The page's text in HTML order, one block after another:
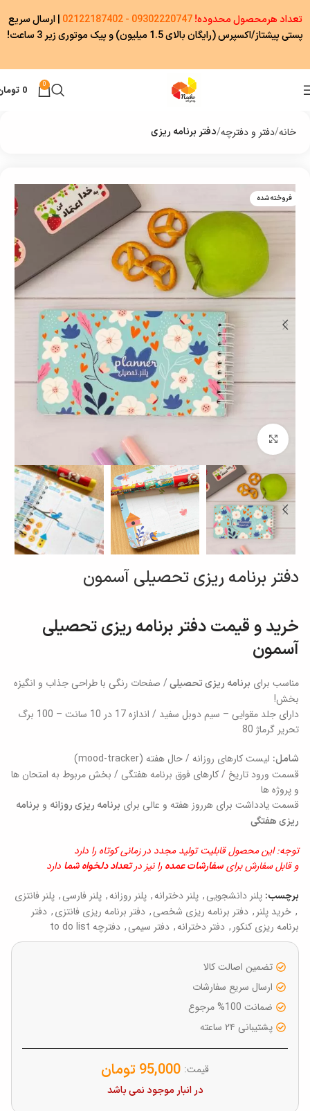
0
0
خانه دفتر و دفترچه دفتر برنامه ریزی
فروخته شده
برای بزرگنمایی کلیک کنید
دفتر برنامه ریزی تحصیلی آسمون
خرید و قیمت دفتر برنامه ریزی تحصیلی
آسمون
مناسب برای برنامه ریزی تحصیلی/ صفحات رنگی با طراحی جذاب و انگیزه
بخش!
دارای جلد مقوایی – سیم دوبل سفید / اندازه 17 در 10 سانت – 100 برگ
تحریر گرماژ 80
شامل: لیست کارهای روزانه / حال هفته (mood-tracker)
قسمت ورود تاریخ / کارهای فوق برنامه هفتگی / بخش مربوط به امتحان ها
و پروژه ها
قسمت یادداشت برای هرروز هفته و عالی برای برنامه ریزی روزانه و برنامه
ریزی هفتگی
توجه: این محصول قابلیت تولید مجدد در زمانی کوتاه را دارد
و قابل سفارش برایسفارشات عمده را نیز درتعداد دلخواه شما دارد
برچسب: پلنر دانشجویی, پلنر دخترانه, پلنر روزانه, پلنر فارسی, پلنر فانتزی
, خرید پلنر , دفتر برنامه ریزی شخصی, دفتر برنامه ریزی فانتزی, دفتر
برنامه ریزی کنکور, دفتر دخترانه, دفتر سیمی, دفترچه to do list
تضمین اصالت کالا
ارسال سریع سفارشات
ضمانت 100% مرجوع
پشتیبانی ۲۴ ساعته
قیمت: 95,000 تومان
در انبار موجود نمی باشد
تعداد هرمحصول محدوده!09302220747 - 02122187402
|ارسال سریع
پستی پیشتاز/اکسپرس (رایگان بالای 1.5 میلیون) و پیک موتوری زیر 3 ساعت!